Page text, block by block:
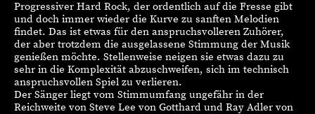
Progressiver Hard Rock, der ordentlich auf die Fresse gibt
und doch immer wieder die Kurve zu sanften Melodien
findet. Das ist etwas für den anspruchsvolleren Zuhörer,
der aber trotzdem die ausgelassene Stimmung der Musik
genießen möchte. Stellenweise neigen sie etwas dazu zu
sehr in die Komplexität abzuschweifen, sich im technisch
anspruchsvollen Spiel zu verlieren.
Der Sänger liegt vom Stimmumfang ungefähr in der
Reichweite von Steve Lee von Gotthard und Ray Adler von